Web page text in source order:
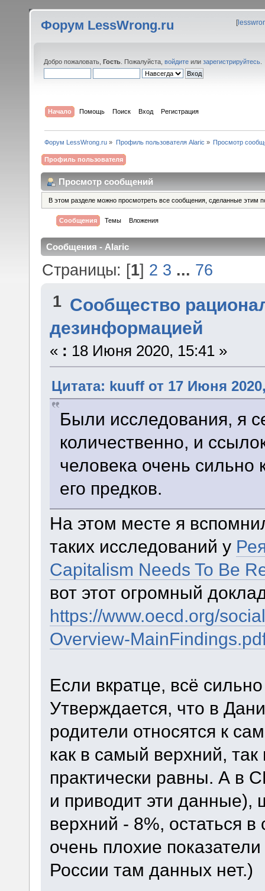
Форум LessWrong.ru [
Добро пожаловать, Гость . Пожалуйста, войдите или зарегистрируйтесь
Начало Помощь Поиск Вход Регистрация
Форум LessWrong.ru » Профиль пользователя Alaric » Просмотр
Профиль пользователя
Просмотр сообщений
В этом разделе можно просмотреть все сообщения, сделанные этим
Сообщения Темы Вложения
Сообщения - Alaric
Страницы: [1] 2 3 ... 76
1 Сообщество
дезинформацией
« : 18 Июня 2020, 15:41 »
Цитата: kuuff от 17 Июня
Были исследования, я
количественно, и
человека очень сильно
его предков.
На этом месте я
таких исследований у
Capitalism Needs To Be
вот этот огромный
https://www.oecd.org/
Overview-
Если вкратце, всё
Утверждается, что в
родители относятся к
как в самый верхний,
практически равны. А в
и приводит эти
верхний - 8%, остаться
очень плохие
России там данных нет.)